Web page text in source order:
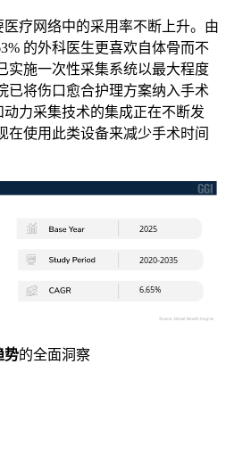
疗网络中的采用率不断上升。由
的外科医生更喜欢自体骨而不
实施一次性采集系统以最大程度
已将伤口愈合护理方案纳入手术
力采集技术的集成正在不断发
在使用此类设备来减少手术时间
势的全面洞察